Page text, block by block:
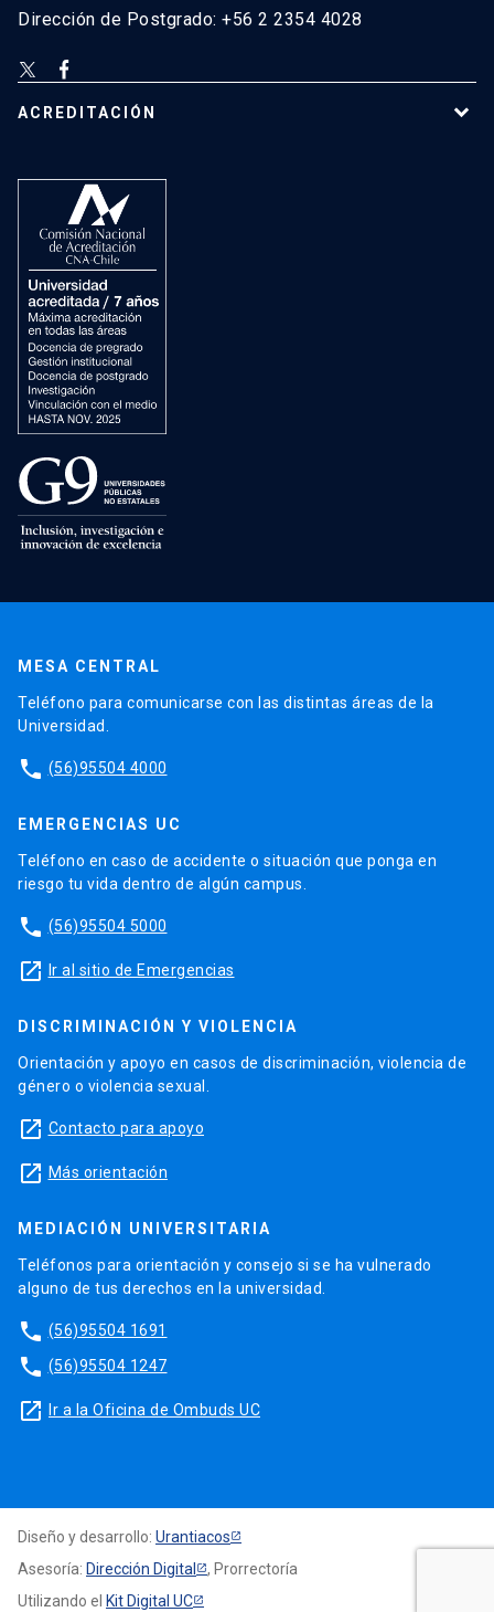
Dirección de Postgrado: +56 2 2354 4028
ACREDITACIÓN
MESA CENTRAL
Teléfono para comunicarse con las distintas áreas de la
Universidad.
phone (56)95504 4000
EMERGENCIAS UC
Teléfono en caso de accidente o situación que ponga en
riesgo tu vida dentro de algún campus.
phone (56)95504 5000
launch Ir al sitio de Emergencias
DISCRIMINACIÓN Y VIOLENCIA
Orientación y apoyo en casos de discriminación, violencia de
género o violencia sexual.
launch Contacto para apoyo
launch Más orientación
MEDIACIÓN UNIVERSITARIA
Teléfonos para orientación y consejo si se ha vulnerado
alguno de tus derechos en la universidad.
phone (56)95504 1691
phone (56)95504 1247
launch Ir a la Oficina de Ombuds UC
Diseño y desarrollo: Urantiacos
Asesoría: Dirección Digital
, Prorrectoría
Utilizando el Kit Digital UC